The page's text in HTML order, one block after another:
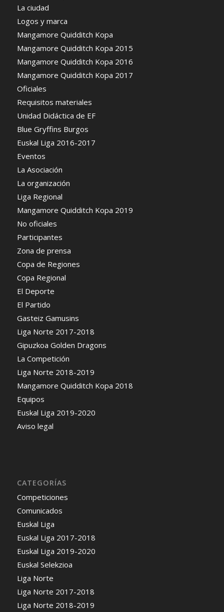
La ciudad
Logos y marca
Mangamore Quidditch Kopa
Mangamore Quidditch Kopa 2015
Mangamore Quidditch Kopa 2016
Mangamore Quidditch Kopa 2017
Oficiales
Requisitos materiales
Unidad Didáctica de EF
Blue Gryffins Burgos
Euskal Liga 2016-2017
Eventos
La Asociación
La organización
Liga Regional
Mangamore Quidditch Kopa 2019
No oficiales
Participantes
Zona de prensa
Copa de Regiones
Copa Regional
El Deporte
El Partido
Gasteiz Gamusins
Liga Norte 2017-2018
Gipuzkoa Golden Dragons
La Competición
Liga Norte 2018-2019
Mangamore Quidditch Kopa 2018
Equipos
Euskal Liga 2019-2020
Aviso legal
CATEGORÍAS
Competiciones
Comunicados
Euskal Liga
Euskal Liga 2017-2018
Euskal Liga 2019-2020
Euskal Selekzioa
Liga Norte
Liga Norte 2017-2018
Liga Norte 2018-2019